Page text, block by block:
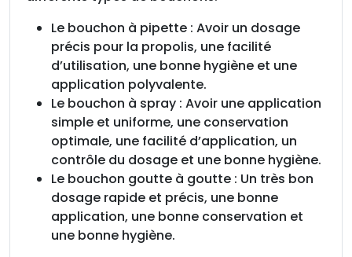
Le bouchon à pipette : Avoir un dosage
précis pour la propolis, une facilité
d’utilisation, une bonne hygiène et une
application polyvalente.
Le bouchon à spray : Avoir une application
simple et uniforme, une conservation
optimale, une facilité d’application, un
contrôle du dosage et une bonne hygiène.
Le bouchon goutte à goutte : Un très bon
dosage rapide et précis, une bonne
application, une bonne conservation et
une bonne hygiène.